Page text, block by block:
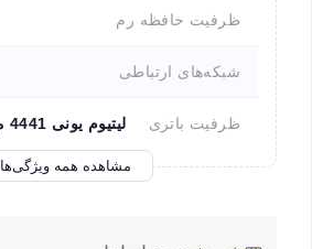
ظرفیت حافظه رم
شبکه‌های ارتباطی
ظرفیت باتری لیتیوم یونی 4441 میلی آمپر ساعت
مشاهده همه ویژگی‌ها